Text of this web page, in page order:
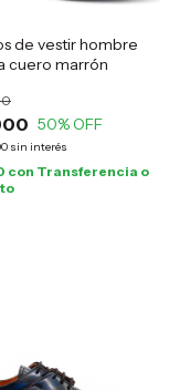
de vestir hombre
cuero marrón
50% OFF
sin interés
con Transferencia o